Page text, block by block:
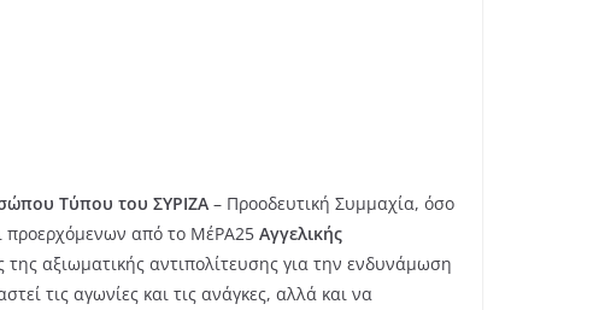
Τύπου του ΣΥΡΙΖΑ – Προοδευτική Συμμαχία, όσο
προερχόμενων από το ΜέΡΑ25 Αγγελικής
αξιωματικής αντιπολίτευσης για την ενδυνάμωση
τις αγωνίες και τις ανάγκες, αλλά και να